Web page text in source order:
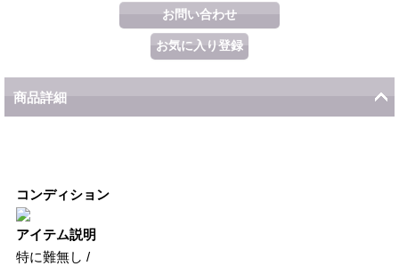
商品詳細
コンディション
アイテム説明
特に難無し /